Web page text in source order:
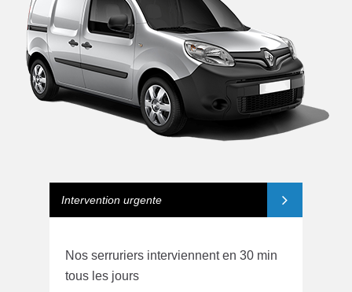
Intervention urgente
Nos serruriers interviennent en 30 min
tous les jours